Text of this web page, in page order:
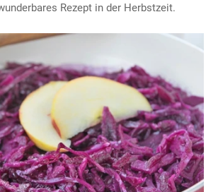
Rezept in der Herbstzeit.